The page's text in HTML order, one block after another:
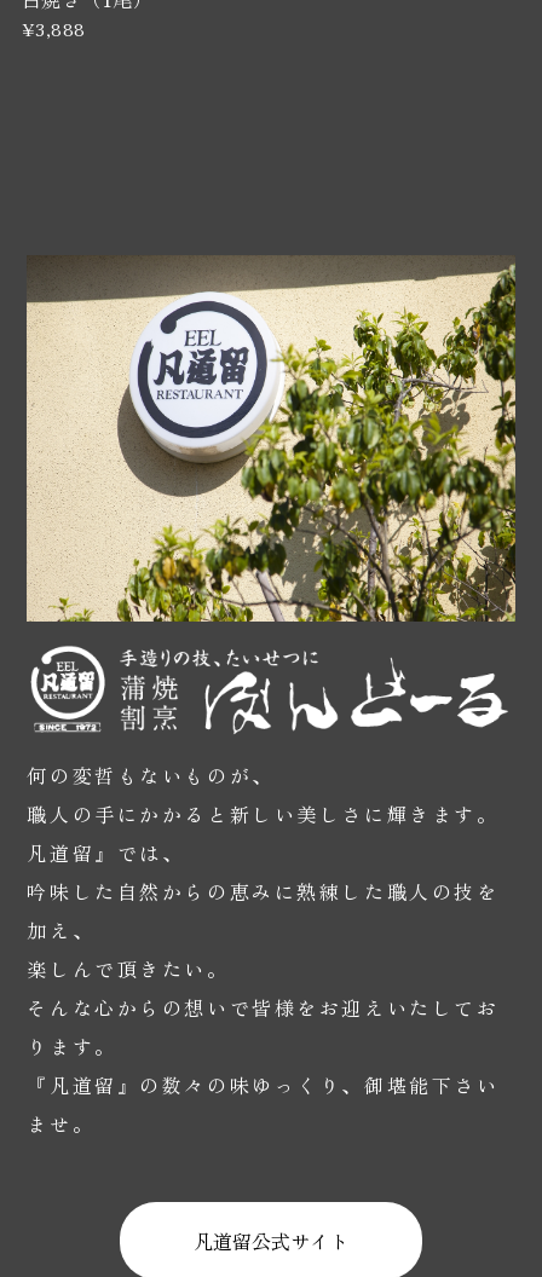
¥3,888
何の変哲もないものが、
職人の手にかかると新しい美しさに輝きます。
凡道留』では、
吟味した自然からの恵みに熟練した職人の技を
加え、
楽しんで頂きたい。
そんな心からの想いで皆様をお迎えいたしてお
ります。
『凡道留』の数々の味ゆっくり、御堪能下さい
ませ。
凡道留公式サイト